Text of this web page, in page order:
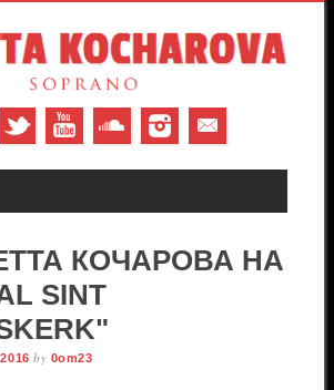
КОЧАРОВА НА
SINT
by 0om23